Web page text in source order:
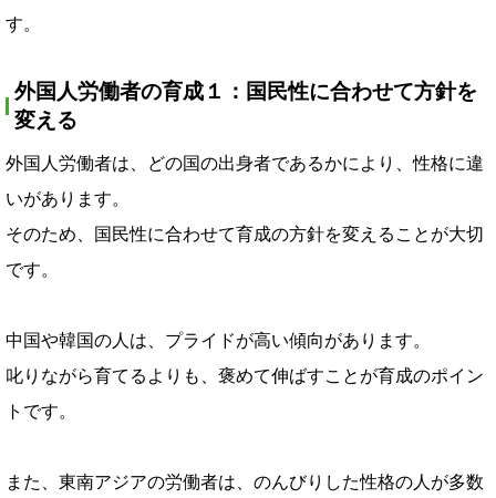
す。
外国人労働者の育成１：国民性に合わせて方針を
変える
外国人労働者は、どの国の出身者であるかにより、性格に違
いがあります。
そのため、国民性に合わせて育成の方針を変えることが大切
です。
中国や韓国の人は、プライドが高い傾向があります。
叱りながら育てるよりも、褒めて伸ばすことが育成のポイン
トです。
また、東南アジアの労働者は、のんびりした性格の人が多数